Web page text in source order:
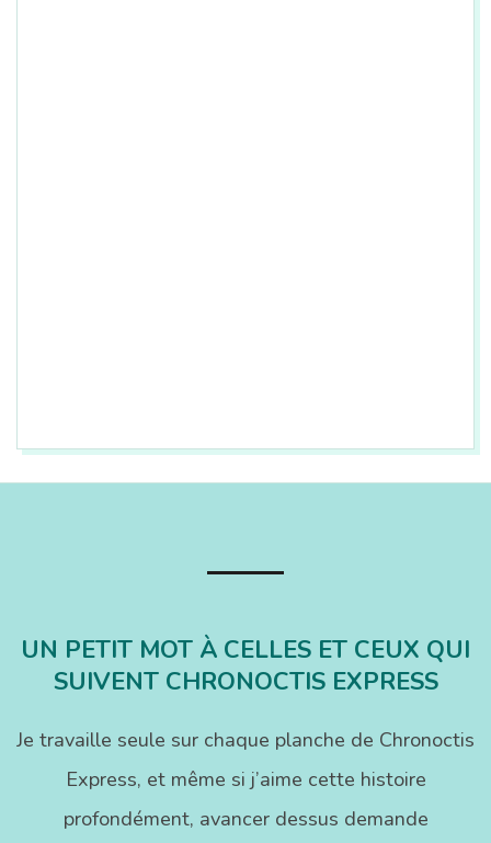
UN PETIT MOT À CELLES ET CEUX QUI
SUIVENT CHRONOCTIS EXPRESS
Je travaille seule sur chaque planche de Chronoctis
Express, et même si j’aime cette histoire
profondément, avancer dessus demande